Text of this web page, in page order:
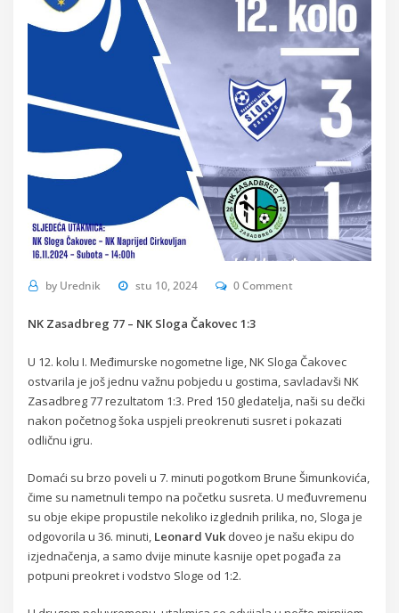
by Urednik stu 10, 2024 0 Comment
NK Zasadbreg 77 – NK Sloga Čakovec 1:3
U 12. kolu I. Međimurske nogometne lige, NK Sloga Čakovec
ostvarila je još jednu važnu pobjedu u gostima, savladavši NK
Zasadbreg 77 rezultatom 1:3. Pred 150 gledatelja, naši su dečki
nakon početnog šoka uspjeli preokrenuti susret i pokazati
odličnu igru.
Domaći su brzo poveli u 7. minuti pogotkom Brune Šimunkovića,
čime su nametnuli tempo na početku susreta. U međuvremenu
su obje ekipe propustile nekoliko izglednih prilika, no, Sloga je
odgovorila u 36. minuti, Leonard Vuk doveo je našu ekipu do
izjednačenja, a samo dvije minute kasnije opet pogađa za
potpuni preokret i vodstvo Sloge od 1:2.